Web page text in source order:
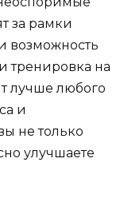
за рамки
возможность
тренировка на
лучше любого
и
не только
улучшаете